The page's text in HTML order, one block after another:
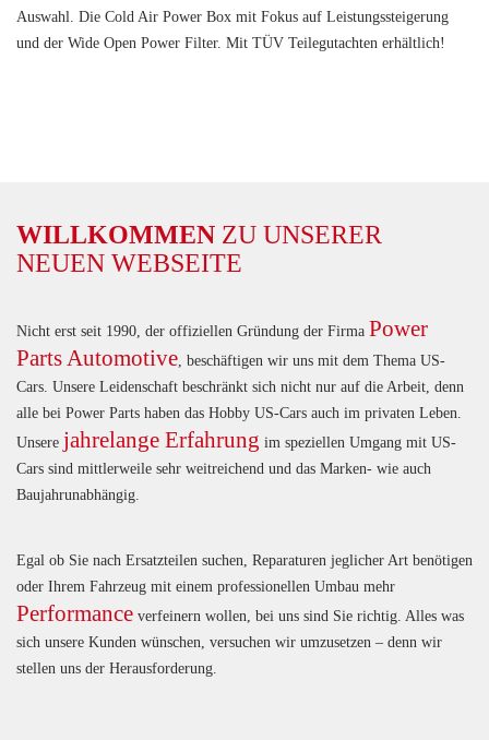
Auswahl. Die Cold Air Power Box mit Fokus auf Leistungssteigerung
und der Wide Open Power Filter. Mit TÜV Teilegutachten erhältlich!
WILLKOMMEN ZU UNSERER
NEUEN WEBSEITE
Nicht erst seit 1990, der offiziellen Gründung der Firma Power
Parts Automotive, beschäftigen wir uns mit dem Thema US-
Cars. Unsere Leidenschaft beschränkt sich nicht nur auf die Arbeit, denn
alle bei Power Parts haben das Hobby US-Cars auch im privaten Leben.
Unsere jahrelange Erfahrung im speziellen Umgang mit US-
Cars sind mittlerweile sehr weitreichend und das Marken- wie auch
Baujahrunabhängig.
Egal ob Sie nach Ersatzteilen suchen, Reparaturen jeglicher Art benötigen
oder Ihrem Fahrzeug mit einem professionellen Umbau mehr
Performance verfeinern wollen, bei uns sind Sie richtig. Alles was
sich unsere Kunden wünschen, versuchen wir umzusetzen – denn wir
stellen uns der Herausforderung.